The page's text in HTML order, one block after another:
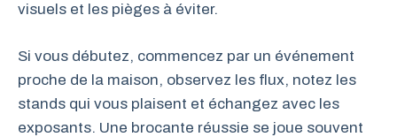
visuels et les pièges à éviter.
Si vous débutez, commencez par un événement
proche de la maison, observez les flux, notez les
stands qui vous plaisent et échangez avec les
exposants. Une brocante réussie se joue souvent